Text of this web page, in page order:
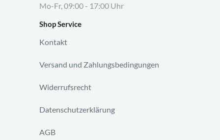
Mo-Fr, 09:00 - 17:00 Uhr
Shop Service
Kontakt
Versand und Zahlungsbedingungen
Widerrufsrecht
Datenschutzerklärung
AGB